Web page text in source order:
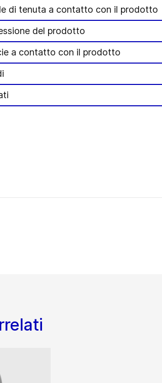
di tenuta a contatto con il prodotto
del prodotto
a contatto con il prodotto